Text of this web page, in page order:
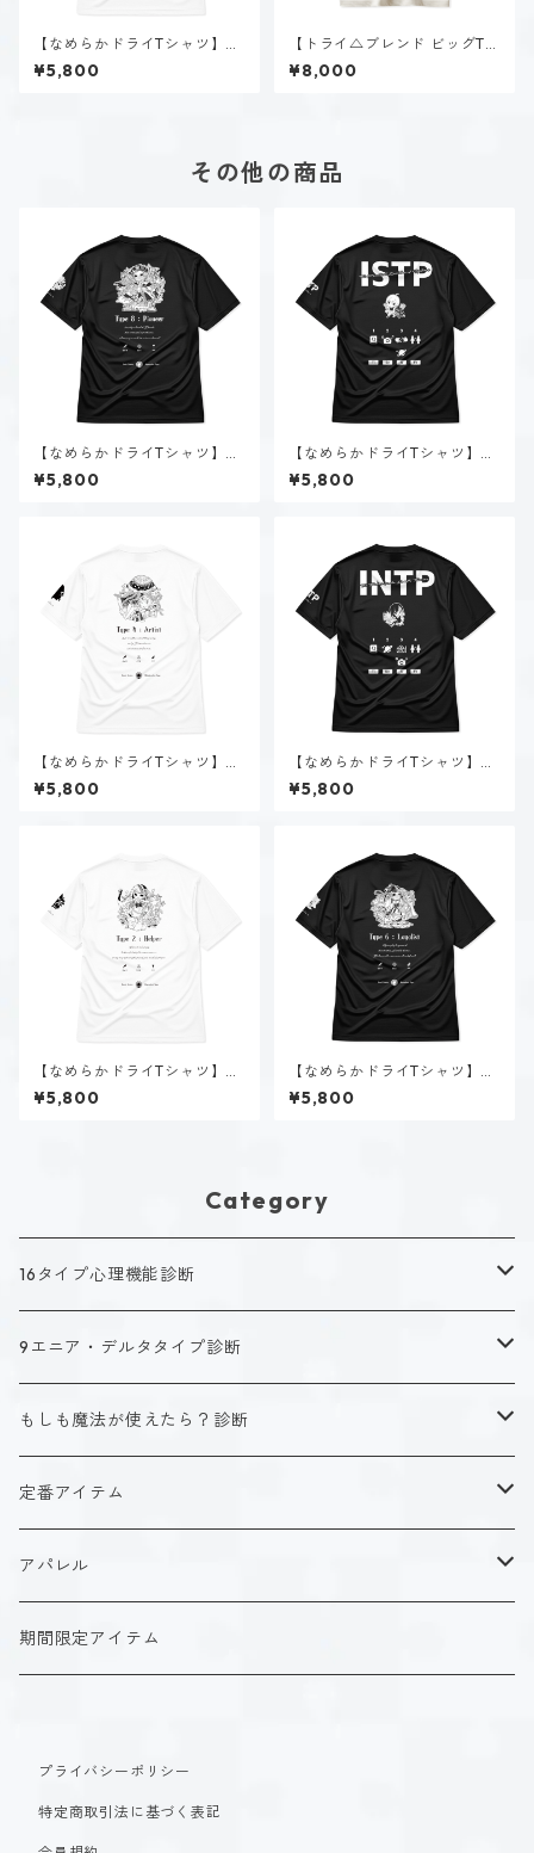
【なめらかドライTシャツ】美
帝 クロエ（ENTJ）｜ホワイト
¥5,800
【トライ△ブレンド ビッグTシ
ャツ】美帝 クロエ（ENTJ）｜
ヴィンテージオフホワイト
¥8,000
その他の商品
【なめらかドライTシャツ】タ
イプ８-統べる人（ダーク）｜
ブラック
¥5,800
【なめらかドライTシャツ】黒
ヶ根 匠（ISTP）｜ブラック
¥5,800
【なめらかドライTシャツ】タ
イプ４-感じる人（ホーリー）
｜ホワイト
¥5,800
【なめらかドライTシャツ】時
雨 瑠璃子（INTP）｜ブラック
¥5,800
【なめらかドライTシャツ】タ
イプ２-助ける人（ホーリー）
｜ホワイト
¥5,800
【なめらかドライTシャツ】タ
イプ６-慎む人（ダーク）｜ブ
ラック
¥5,800
Category
16タイプ心理機能診断
キャラクタータイプ
ISTJ（新田 理央）
ISFJ（花園 明日香）
INFP（夜月 夢乃）
定番アイテム
アクリルストラップ
アクリルスタンド
9エニア・デルタタイプ診断
キャラクタータイプ
タイプ１-正す人
タイプ２-助ける人
ホーリーデザイン
ダークデザイン
定番アイテム
アクリルスタンド
マグカップ
もしも魔法が使えたら？診断
魔法スタイル
生命魔法~Vitality~
自然魔法~Elemental~
創造魔法~Genesis~
αシリーズ
βシリーズ
アクリルストラップ
アクリルスタンド
定番アイテム
アクリルストラップ
アクリルスタンド
アパレル
Tシャツ
パーカー
期間限定アイテム
プライバシーポリシー
特定商取引法に基づく表記